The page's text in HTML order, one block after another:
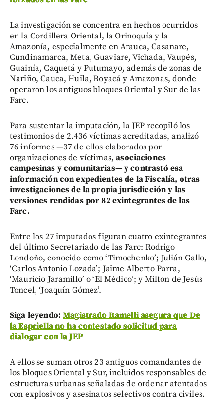
La investigación se concentra en hechos ocurridos
en la Cordillera Oriental, la Orinoquía y la
Amazonía, especialmente en Arauca, Casanare,
Cundinamarca, Meta, Guaviare, Vichada, Vaupés,
Guainía, Caquetá y Putumayo, además de zonas de
Nariño, Cauca, Huila, Boyacá y Amazonas, donde
operaron los antiguos bloques Oriental y Sur de las
Farc.
Para sustentar la imputación, la JEP recopiló los
testimonios de 2.436 víctimas acreditadas, analizó
76 informes —37 de ellos elaborados por
organizaciones de víctimas, asociaciones
campesinas y comunitarias— y contrastó esa
información con expedientes de la Fiscalía, otras
investigaciones de la propia jurisdicción y las
versiones rendidas por 82 exintegrantes de las
Farc.
Entre los 27 imputados figuran cuatro exintegrantes
del último Secretariado de las Farc: Rodrigo
Londoño, conocido como ‘Timochenko’; Julián Gallo,
‘Carlos Antonio Lozada’; Jaime Alberto Parra,
‘Mauricio Jaramillo’ o ‘El Médico’; y Milton de Jesús
Toncel, ‘Joaquín Gómez’.
Siga leyendo:Magistrado Ramelli asegura que De
la Espriella no ha contestado solicitud para
dialogar con la JEP
A ellos se suman otros 23 antiguos comandantes de
los bloques Oriental y Sur, incluidos responsables de
estructuras urbanas señaladas de ordenar atentados
con explosivos y asesinatos selectivos contra civiles.